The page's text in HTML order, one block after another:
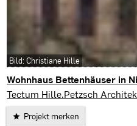
Wohnhaus Bettenhäuser in
Weimar
Tectum Hille.Petzsch
Projekt merken
Bild: Christiane Hille